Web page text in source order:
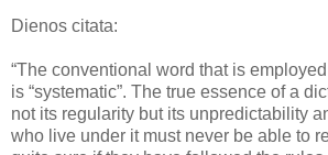
Dienos citata:
“The conventional word that is
is “systematic”. The true essence of a
not its regularity but its unpredictability
who live under it must never be able to